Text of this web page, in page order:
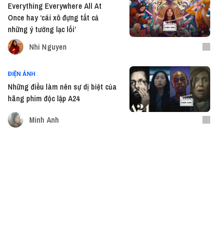
Everything Everywhere All At
Once hay ‘cái xô đựng tất cả
những ý tưởng lạc lối’
Nhi Nguyen
ĐIỆN ẢNH
Những điều làm nên sự dị biệt của
hãng phim độc lập A24
Minh Anh